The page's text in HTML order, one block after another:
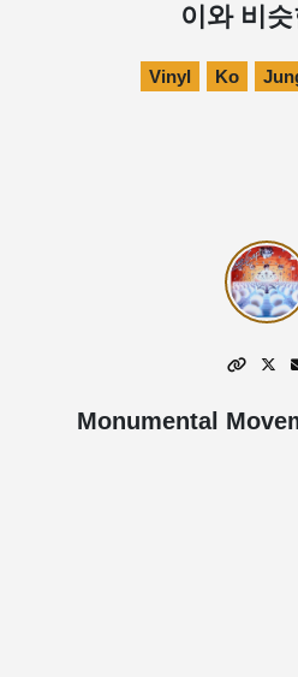
이와 비
Vinyl Ko
Monumental